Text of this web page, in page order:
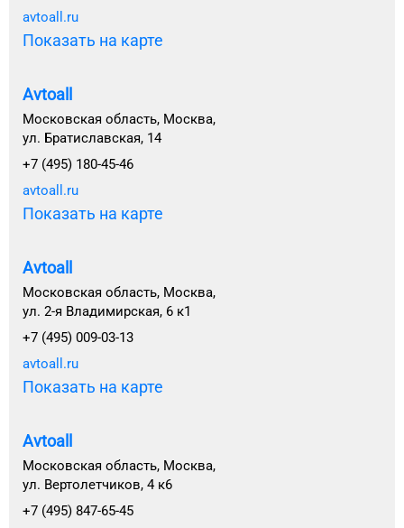
avtoall.ru
Показать на карте
Avtoall
Московская область, Москва,
ул. Братиславская, 14
+7 (495) 180-45-46
avtoall.ru
Показать на карте
Avtoall
Московская область, Москва,
ул. 2-я Владимирская, 6 к1
+7 (495) 009-03-13
avtoall.ru
Показать на карте
Avtoall
Московская область, Москва,
ул. Вертолетчиков, 4 к6
+7 (495) 847-65-45